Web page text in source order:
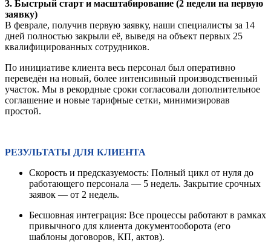
3. Быстрый старт и масштабирование (2 недели на первую
заявку)
В феврале, получив первую заявку, наши специалисты за 14
дней полностью закрыли её, выведя на объект первых 25
квалифицированных сотрудников.
По инициативе клиента весь персонал был оперативно
переведён на новый, более интенсивный производственный
участок. Мы в рекордные сроки согласовали дополнительное
соглашение и новые тарифные сетки, минимизировав
простой.
РЕЗУЛЬТАТЫ ДЛЯ КЛИЕНТА
Скорость и предсказуемость: Полный цикл от нуля до
работающего персонала — 5 недель. Закрытие срочных
заявок — от 2 недель.
Бесшовная интеграция: Все процессы работают в рамках
привычного для клиента документооборота (его
шаблоны договоров, КП, актов).